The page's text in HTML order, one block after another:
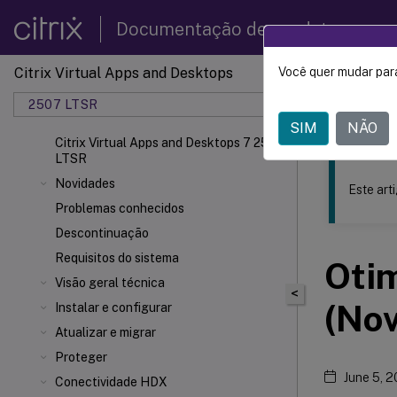
Documentação de produtos
Citrix Virtual Apps and Desktops
2507 LTSR
Citrix Virtual Apps and Desktops 7 2507
LTSR
Novidades
Problemas conhecidos
Descontinuação
Requisitos do sistema
Visão geral técnica
Instalar e configurar
Atualizar e migrar
Proteger
Conectividade HDX
Este
Citrix
<
Este
June 5,
Você quer mudar
SIM NÃO